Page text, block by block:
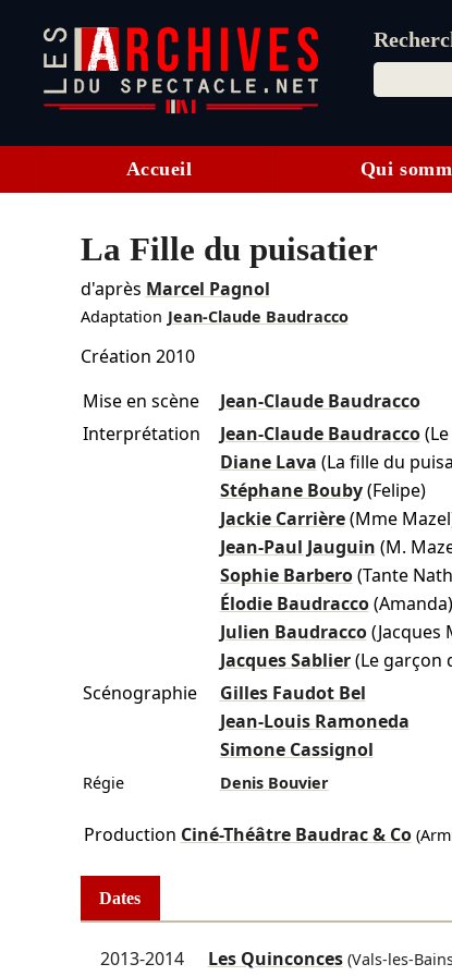
Accueil Qui
La Fille du puisatier
d'après Marcel Pagnol
Adaptation Jean-Claude Baudracco
Création 2010
Mise en scène
Jean-Claude Baudracco
Interprétation
Jean-Claude Baudracco
Diane Lava (La fille du
Stéphane Bouby (Felipe)
Jackie Carrière (Mme
Jean-Paul Jauguin (M.
Sophie Barbero (Tante
Élodie Baudracco (Amanda)
Julien Baudracco (Jacques
Jacques Sablier (Le garçon
Scénographie
Gilles Faudot Bel
Jean-Louis Ramoneda
Simone Cassignol
Régie Denis Bouvier
Production Ciné-Théâtre Baudrac & Co
Dates
2013-2014 Les Quinconces(Vals-les-